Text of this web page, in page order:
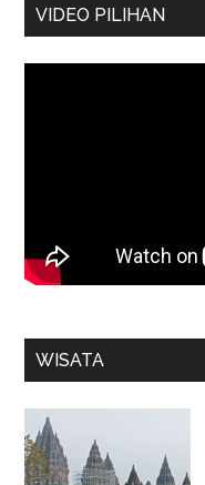
VIDEO PILIHAN
WISATA